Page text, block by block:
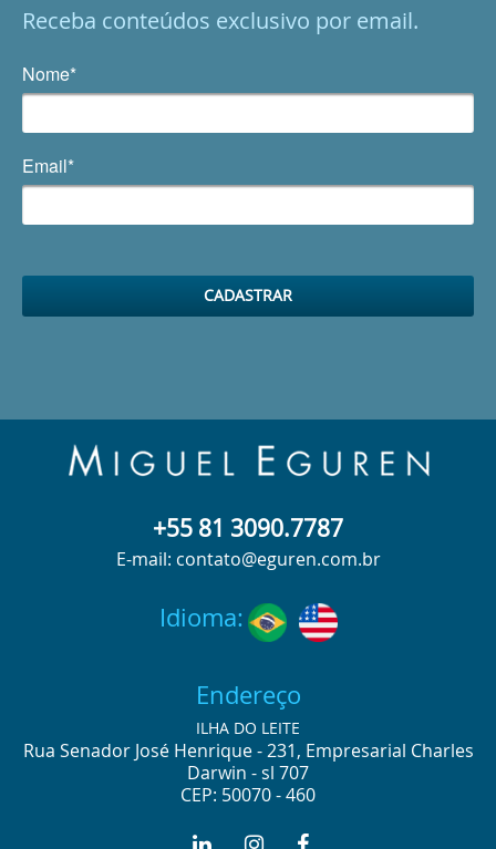
Receba conteúdos exclusivo por email.
Nome*
Email*
+55 81 3090.7787
E-mail: contato@eguren.com.br
Idioma:
Endereço
ILHA DO LEITE
Rua Senador José Henrique - 231, Empresarial Charles
Darwin - sl 707
CEP: 50070 - 460